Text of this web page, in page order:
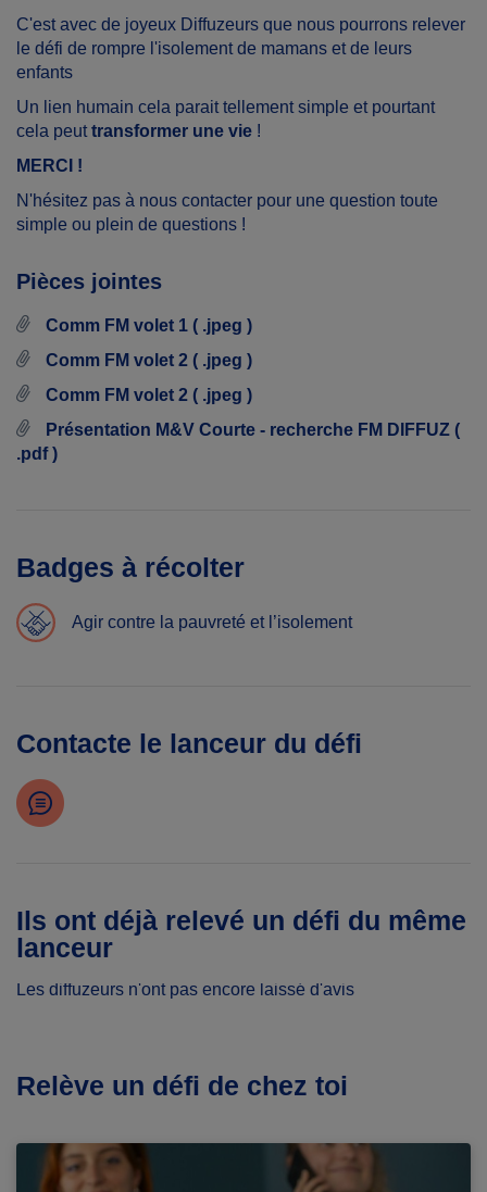
C'est avec de joyeux Diffuzeurs que nous pourrons relever
le défi de rompre l'isolement de mamans et de leurs
enfants
Un lien humain cela parait tellement simple et pourtant
cela peuttransformer une vie !
MERCI !
N'hésitez pas à nous contacter pour une question toute
simple ou plein de questions !
Pièces jointes
Comm FM volet 1 ( .jpeg )
Comm FM volet 2 ( .jpeg )
Comm FM volet 2 ( .jpeg )
Présentation M&V Courte - recherche FM DIFFUZ (
.pdf )
Badges à récolter
Agir contre la pauvreté et l’isolement
Contacte le lanceur du défi
Ils ont déjà relevé un défi du même
lanceur
Les diffuzeurs n'ont pas encore laissé d'avis
Relève un défi de chez toi